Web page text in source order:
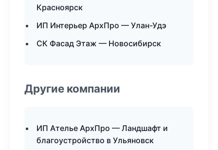
Красноярск
ИП Интерьер АрхПро — Улан-Удэ
СК Фасад Этаж — Новосибирск
Другие компании
ИП Ателье АрхПро — Ландшафт и
благоустройство в Ульяновск